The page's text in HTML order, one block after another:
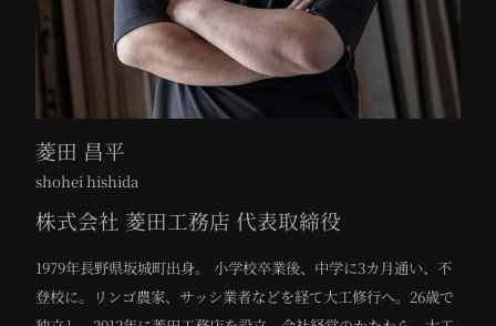
菱田 昌平
shohei hishida
株式会社 菱田工務店 代表取締役
1979年長野県坂城町出身。
小学校卒業後、中学に3カ月通い、不
登校に。リンゴ農家、サッシ業者などを経て大工修行へ。26歳で